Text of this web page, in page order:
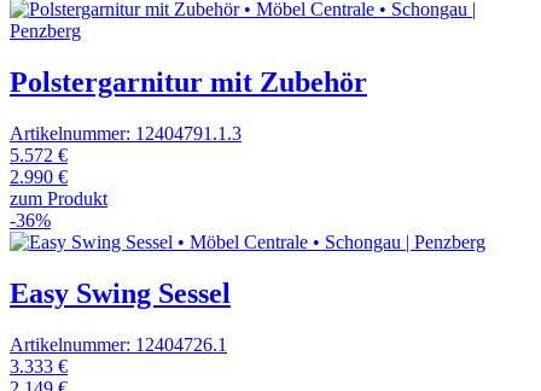
Polstergarnitur mit Zubehör
Artikelnummer: 12404791.1.3
5.572 €
2.990 €
zum Produkt
-36%
Easy Swing Sessel
Artikelnummer: 12404726.1
3.333 €